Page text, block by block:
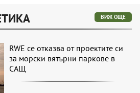
ВИЖ ОЩЕ
RWE се отказва от проектите си
за морски вятърни паркове в
САЩ